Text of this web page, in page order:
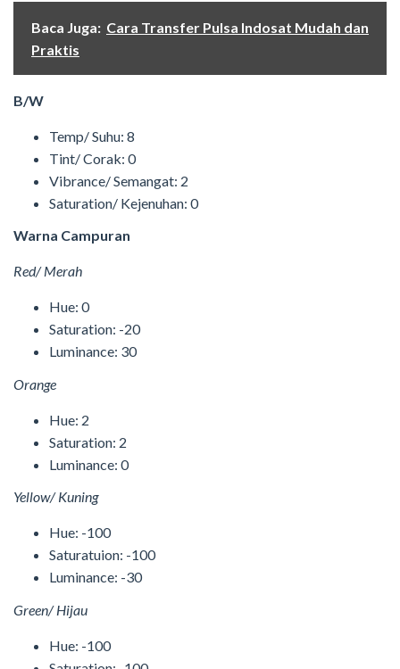
Baca Juga: Cara Transfer Pulsa Indosat Mudah dan
Praktis
B/W
Temp/ Suhu: 8
Tint/ Corak: 0
Vibrance/ Semangat: 2
Saturation/ Kejenuhan: 0
Warna Campuran
Red/ Merah
Hue: 0
Saturation: -20
Luminance: 30
Orange
Hue: 2
Saturation: 2
Luminance: 0
Yellow/ Kuning
Hue: -100
Saturatuion: -100
Luminance: -30
Green/ Hijau
Hue: -100